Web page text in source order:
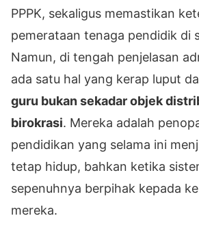
PPPK, sekaligus memastikan
pemerataan tenaga pendidik di
Namun, di tengah penjelasan
ada satu hal yang kerap luput
guru bukan sekadar objek
birokrasi. Mereka adalah
pendidikan yang selama ini
tetap hidup, bahkan ketika
sepenuhnya berpihak kepada
mereka.